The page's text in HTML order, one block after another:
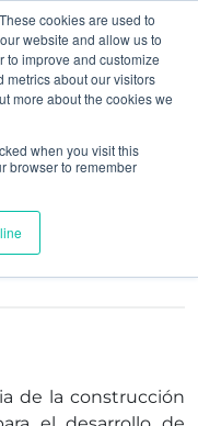
cookies are used to
website and allow us to
to improve and customize
metrics about our visitors
more about the cookies we
when you visit this
browser to remember
la
de la construcción